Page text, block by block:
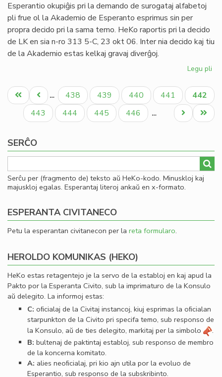
Esperantio okupiĝis pri la demando de surogataj alfabetoj
pli frue ol la Akademio de Esperanto esprimus sin per
propra decido pri la sama temo. HeKo raportis pri la decido
de LK en sia n-ro 313 5-C, 23 okt 06. Inter nia decido kaj tiu
de la Akademio estas kelkaj gravaj diverĝoj.
Legu pli
pri
Pagination
Unua
paĝo
Antaŭa
paĝo
… Paĝo
438 Paĝo
439 Paĝo
440 Paĝo
441
Aktuala
paĝo
442
Paĝo
443 Paĝo
444 Paĝo
445 Paĝo
446 …
Last
page
Next
page
SERĈO
Serĉu per (fragmento de) teksto aŭ HeKo-kodo. Minuskloj kaj
majuskloj egalas. Esperantaj literoj ankaŭ en x-formato.
ESPERANTA CIVITANECO
Petu la esperantan civitanecon per la reta formularo.
HEROLDO KOMUNIKAS (HEKO)
HeKo estas retagentejo je la servo de la establoj en kaj apud la
Pakto por la Esperanta Civito, sub la imprimaturo de la Konsulo
aŭ delegito. La informoj estas:
C: oﬁcialaj de la Civitaj instancoj, kiuj esprimas la oﬁcialan
starpunkton de la Civito pri specifa temo, sub responso de
la Konsulo, aŭ de ties delegito, markitaj per la simbolo
.
B: bultenaj de paktintaj establoj, sub responso de membro
de la koncerna komitato.
A: alies neoﬁcialaj, pri kio ajn utila por la evoluo de
Esperantio, sub responso de la subskribinto.